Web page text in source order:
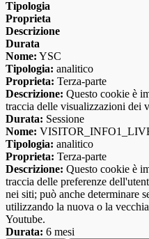
Tipologia
Proprieta
Descrizione
Durata
Nome: YSC
Tipologia: analitico
Proprieta: Terza-parte
Descrizione: Questo cookie è
traccia delle visualizzazioni dei
Durata: Sessione
Nome:
Tipologia: analitico
Proprieta: Terza-parte
Descrizione: Questo cookie è
traccia delle preferenze
nei siti; può anche determinare
utilizzando la nuova o la
Youtube.
Durata: 6 mesi